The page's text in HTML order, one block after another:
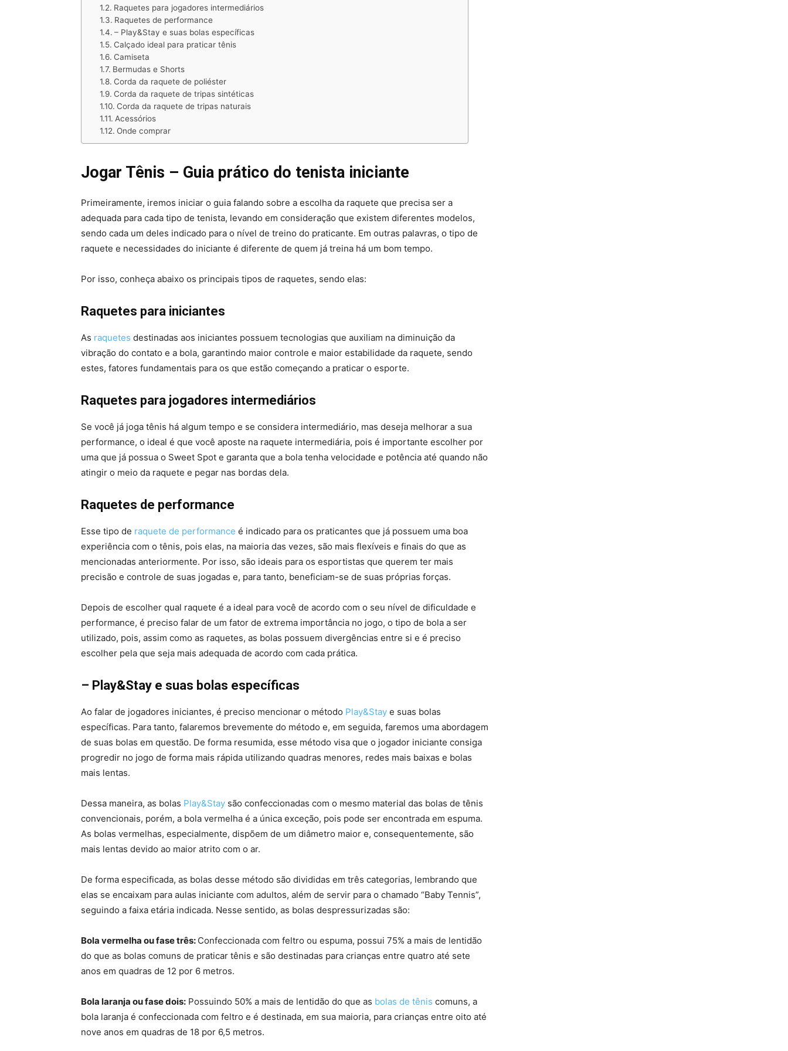
Raquetes para jogadores intermediários
Raquetes de performance
– Play&Stay e suas bolas específicas
Calçado ideal para praticar tênis
Camiseta
Bermudas e Shorts
Corda da raquete de poliéster
Corda da raquete de tripas sintéticas
Corda da raquete de tripas naturais
Acessórios
Onde comprar
Jogar Tênis – Guia prático do tenista iniciante
Primeiramente, iremos iniciar o guia falando sobre a escolha da raquete que precisa ser a
adequada para cada tipo de tenista, levando em consideração que existem diferentes modelos,
sendo cada um deles indicado para o nível de treino do praticante. Em outras palavras, o tipo de
raquete e necessidades do iniciante é diferente de quem já treina há um bom tempo.
Por isso, conheça abaixo os principais tipos de raquetes, sendo elas:
Raquetes para iniciantes
As raquetes destinadas aos iniciantes possuem tecnologias que auxiliam na diminuição da
vibração do contato e a bola, garantindo maior controle e maior estabilidade da raquete, sendo
estes, fatores fundamentais para os que estão começando a praticar o esporte.
Raquetes para jogadores intermediários
Se você já joga tênis há algum tempo e se considera intermediário, mas deseja melhorar a sua
performance, o ideal é que você aposte na raquete intermediária, pois é importante escolher por
uma que já possua o Sweet Spot e garanta que a bola tenha velocidade e potência até quando não
atingir o meio da raquete e pegar nas bordas dela.
Raquetes de performance
Esse tipo de raquete de performance é indicado para os praticantes que já possuem uma boa
experiência com o tênis, pois elas, na maioria das vezes, são mais flexíveis e finais do que as
mencionadas anteriormente. Por isso, são ideais para os esportistas que querem ter mais
precisão e controle de suas jogadas e, para tanto, beneficiam-se de suas próprias forças.
Depois de escolher qual raquete é a ideal para você de acordo com o seu nível de dificuldade e
performance, é preciso falar de um fator de extrema importância no jogo, o tipo de bola a ser
utilizado, pois, assim como as raquetes, as bolas possuem divergências entre si e é preciso
escolher pela que seja mais adequada de acordo com cada prática.
– Play&Stay e suas bolas específicas
Ao falar de jogadores iniciantes, é preciso mencionar o método Play&Stay e suas bolas
específicas. Para tanto, falaremos brevemente do método e, em seguida, faremos uma abordagem
de suas bolas em questão. De forma resumida, esse método visa que o jogador iniciante consiga
progredir no jogo de forma mais rápida utilizando quadras menores, redes mais baixas e bolas
mais lentas.
Dessa maneira, as bolas Play&Stay são confeccionadas com o mesmo material das bolas de tênis
convencionais, porém, a bola vermelha é a única exceção, pois pode ser encontrada em espuma.
As bolas vermelhas, especialmente, dispõem de um diâmetro maior e, consequentemente, são
mais lentas devido ao maior atrito com o ar.
De forma especificada, as bolas desse método são divididas em três categorias, lembrando que
elas se encaixam para aulas iniciante com adultos, além de servir para o chamado “Baby Tennis”,
seguindo a faixa etária indicada. Nesse sentido, as bolas despressurizadas são:
Bola vermelha ou fase três: Confeccionada com feltro ou espuma, possui 75% a mais de lentidão
do que as bolas comuns de praticar tênis e são destinadas para crianças entre quatro até sete
anos em quadras de 12 por 6 metros.
Bola laranja ou fase dois: Possuindo 50% a mais de lentidão do que as bolas de tênis comuns, a
bola laranja é confeccionada com feltro e é destinada, em sua maioria, para crianças entre oito até
nove anos em quadras de 18 por 6,5 metros.